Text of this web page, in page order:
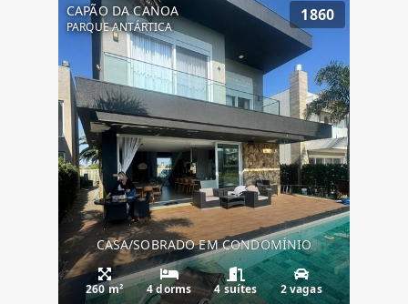
CAPÃO DA CANOA
PARQUE ANTÁRTICA
1860
CASA/SOBRADO EM CONDOMÍNIO
260 m² 4 dorms 4 suítes 2 vagas